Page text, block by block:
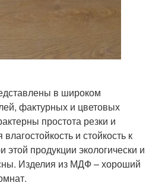
в широком
фактурных и цветовых
простота резки и
и стойкость к
этой продукции экологически и
Изделия из МДФ – хороший